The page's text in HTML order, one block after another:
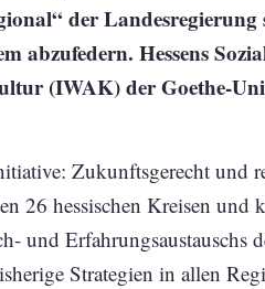
der Landesregierung
abzufedern. Hessens
(IWAK) der Goethe-
Zukunftsgerecht und
26 hessischen Kreisen und
und
Strategien in allen